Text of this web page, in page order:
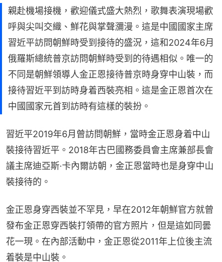
親赴機場接機，歡迎儀式盛大熱烈，歌舞表演現場歡
呼與尖叫交織、鮮花與掌聲瀰漫。這是中國國家主席
習近平訪問朝鮮時受到接待的盛況，這和2024年6月
俄羅斯總統普京訪問朝鮮時受到的待遇相似。唯一的
不同是朝鮮領導人金正恩接待普京時身穿中山裝，而
接待習近平到訪時身着西裝亮相。這是金正恩首次在
中國國家元首到訪時有這樣的裝扮。
習近平2019年6月曾訪問朝鮮，當時金正恩身着中山
裝接待習近平。2018年古巴國務委員會主席兼部長會
議主席迪亞斯·卡內爾訪朝，金正恩當時也是身穿中山
裝接待的。
金正恩身穿西裝並不罕見，早在2012年朝鮮官方就曾
發布金正恩穿西裝打領帶的官方照片，但是這如同曇
花一現。在內部活動中，金正恩從2011年上位後主流
着裝是中山裝。